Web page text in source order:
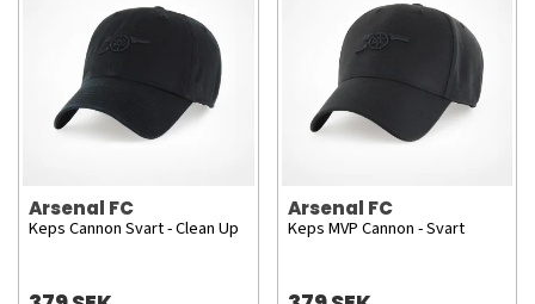
Arsenal FC
Keps Cannon Svart - Clean Up
Arsenal FC
Keps MVP Cannon - Svart